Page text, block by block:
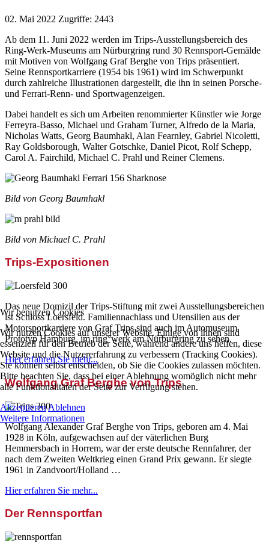
02. Mai 2022 Zugriffe: 2443
Ab dem 11. Juni 2022 werden im Trips-Ausstellungsbereich des
Ring-Werk-Museums am Nürburgring rund 30 Rennsport-Gemälde
mit Motiven von Wolfgang Graf Berghe von Trips präsentiert.
Seine Rennsportkarriere (1954 bis 1961) wird im Schwerpunkt
durch zahlreiche Illustrationen dargestellt, die ihn in seinen Porsche-
und Ferrari-Renn- und Sportwagenzeigen.
Dabei handelt es sich um Arbeiten renommierter Künstler wie Jorge
Ferreyra-Basso, Michael und Graham Turner, Alfredo de la Maria,
Nicholas Watts, Georg Baumhakl, Alan Fearnley, Gabriel Nicoletti,
Ray Goldsborough, Walter Gotschke, Daniel Picot, Rolf Schepp,
Carol A. Fairchild, Michael C. Prahl und Reiner Clemens.
Bild von Georg Baumhakl
Bild von Michael C. Prahl
Trips-Expositionen
Das neue Domizil der Trips-Stiftung mit zwei Ausstellungsbereichen
ist Schloss Loersfeld. Familiennachlass und Utensilien aus der
Motorsportkarriere von Graf Trips sind auch im Automuseum
Prototyp Hamburg, im ring°werk am Nürburgring zu sehen.
Hier erfahren Sie mehr...
Wolfgang Graf Berghe von Trips
Wolfgang Alexander Graf Berghe von Trips, geboren am 4. Mai
1928 in Köln, aufgewachsen auf der väterlichen Burg
Hemmersbach in Horrem, war der erste deutsche Rennfahrer, der
nach dem Zweiten Weltkrieg einen Grand Prix gewann. Er siegte
1961 in Zandvoort/Holland …
Hier erfahren Sie mehr...
Der Rennsportfan
Wir benutzen Cookies
Wir nutzen Cookies auf unserer Website. Einige von ihnen sind
essenziell für den Betrieb der Seite, während andere uns helfen, diese
Website und die Nutzererfahrung zu verbessern (Tracking Cookies).
Sie können selbst entscheiden, ob Sie die Cookies zulassen möchten.
Bitte beachten Sie, dass bei einer Ablehnung womöglich nicht mehr
alle Funktionalitäten der Seite zur Verfügung stehen.
AkzeptierenAblehnen
Weitere Informationen